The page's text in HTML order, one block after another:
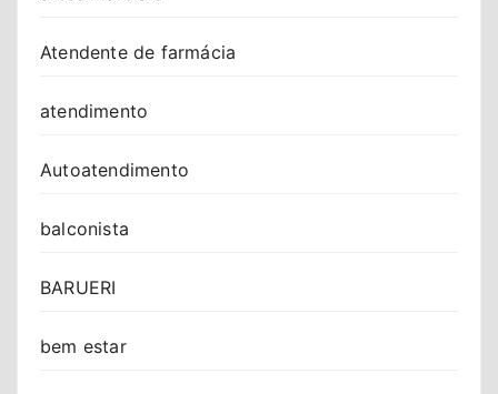
Atendente de farmácia
atendimento
Autoatendimento
balconista
BARUERI
bem estar